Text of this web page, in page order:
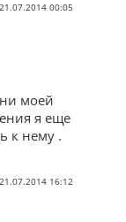
21.07.2014 00:05
моей
я еще
к нему .
21.07.2014 16:12